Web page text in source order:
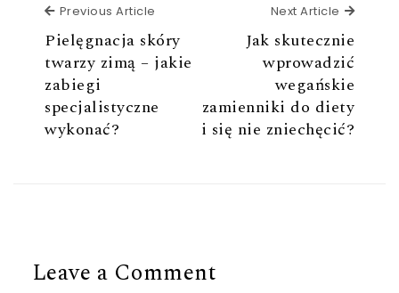
Previous Article
Pielęgnacja skóry
twarzy zimą – jakie
zabiegi
specjalistyczne
wykonać?
Next Article Next
Jak skutecznie
wprowadzić
wegańskie
zamienniki do diety
i się nie zniechęcić?
Leave a Comment